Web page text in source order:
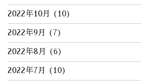
2022年10月 (10)
2022年9月 (7)
2022年8月 (6)
2022年7月 (10)